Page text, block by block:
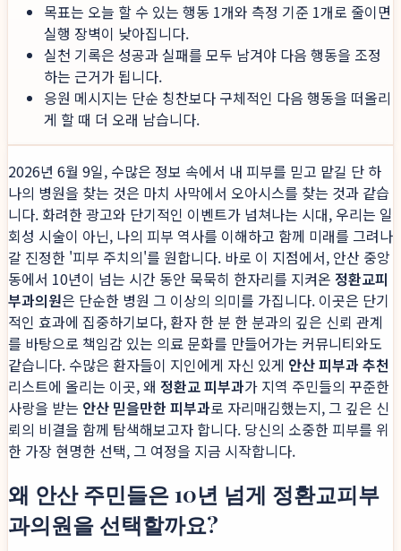
목표는 오늘 할 수 있는 행동 1개와 측정 기준 1개로 줄이면
실행 장벽이 낮아집니다.
실천 기록은 성공과 실패를 모두 남겨야 다음 행동을 조정
하는 근거가 됩니다.
응원 메시지는 단순 칭찬보다 구체적인 다음 행동을 떠올리
게 할 때 더 오래 남습니다.
2026년 6월 9일, 수많은 정보 속에서 내 피부를 믿고 맡길 단 하
나의 병원을 찾는 것은 마치 사막에서 오아시스를 찾는 것과 같습
니다. 화려한 광고와 단기적인 이벤트가 넘쳐나는 시대, 우리는 일
회성 시술이 아닌, 나의 피부 역사를 이해하고 함께 미래를 그려나
갈 진정한 '피부 주치의'를 원합니다. 바로 이 지점에서, 안산 중앙
동에서 10년이 넘는 시간 동안 묵묵히 한자리를 지켜온 정환교피
부과의원은 단순한 병원 그 이상의 의미를 가집니다. 이곳은 단기
적인 효과에 집중하기보다, 환자 한 분 한 분과의 깊은 신뢰 관계
를 바탕으로 책임감 있는 의료 문화를 만들어가는 커뮤니티와도
같습니다. 수많은 환자들이 지인에게 자신 있게 안산 피부과 추천
리스트에 올리는 이곳, 왜 정환교 피부과가 지역 주민들의 꾸준한
사랑을 받는 안산 믿을만한 피부과로 자리매김했는지, 그 깊은 신
뢰의 비결을 함께 탐색해보고자 합니다. 당신의 소중한 피부를 위
한 가장 현명한 선택, 그 여정을 지금 시작합니다.
왜 안산 주민들은 10년 넘게 정환교피부
과의원을 선택할까요?